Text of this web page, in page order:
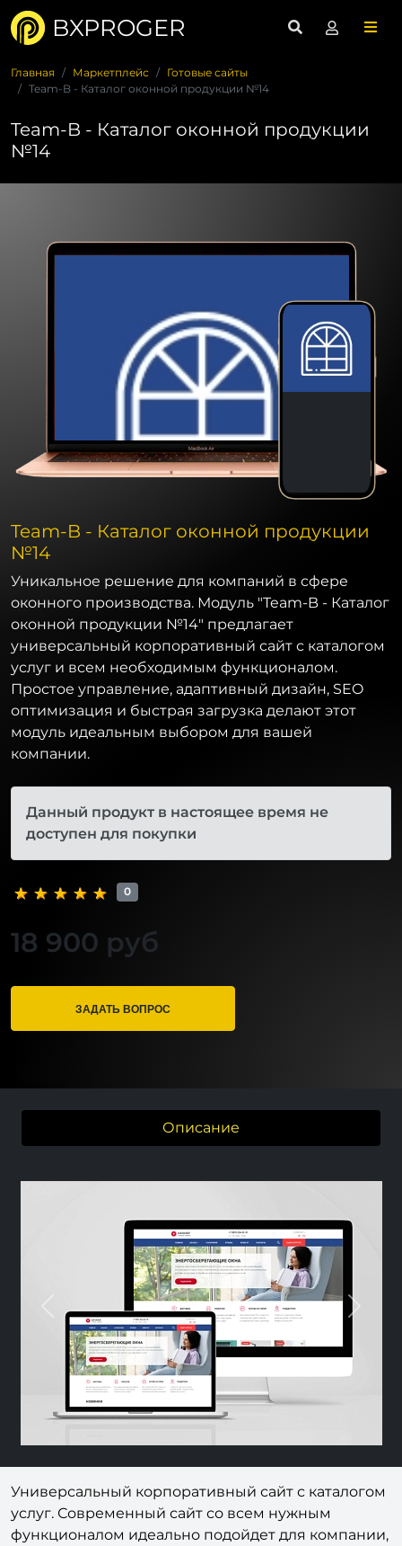
BXPROGER
Главная Маркетплейс
Готовые сайты
Team-B - Каталог оконной продукции №14
Team-B - Каталог оконной продукции
№14
Team-B - Каталог оконной продукции
№14
Уникальное решение для компаний в сфере
оконного производства. Модуль "Team-B - Каталог
оконной продукции №14" предлагает
универсальный корпоративный сайт с каталогом
услуг и всем необходимым функционалом.
Простое управление, адаптивный дизайн, SEO
оптимизация и быстрая загрузка делают этот
модуль идеальным выбором для вашей
компании.
Данный продукт в настоящее время не
доступен для покупки
0
18 900 руб
ЗАДАТЬ ВОПРОС
Описание
Previous
Универсальный корпоративный сайт с каталогом
услуг. Современный сайт со всем нужным
функционалом идеально подойдет для компании,